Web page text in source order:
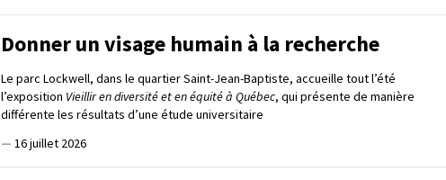
Donner un visage humain à la recherche
Le parc Lockwell, dans le quartier Saint-Jean-Baptiste, accueille tout l’été
l’exposition Vieillir en diversité et en équité à Québec, qui présente de manière
différente les résultats d’une étude universitaire
— 16 juillet 2026